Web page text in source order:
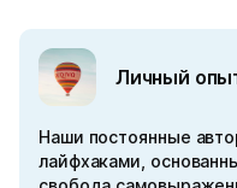
Личный
Наши постоянные
лайфхаками,